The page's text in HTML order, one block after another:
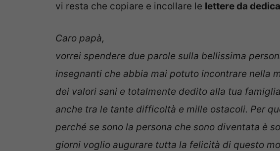
vi resta che copiare e incollare le lettere da
Caro papà,
vorrei spendere due parole sulla bellissima
insegnanti che abbia mai potuto incontrare nella
dei valori sani e totalmente dedito alla tua
anche tra le tante difficoltà e mille ostacoli. Per
perché se sono la persona che sono diventata è
giorni voglio augurare tutta la felicità di questo